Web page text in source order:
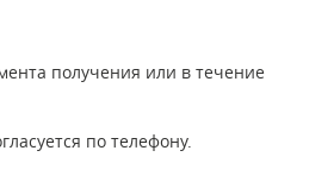
получения или в течение
по телефону.